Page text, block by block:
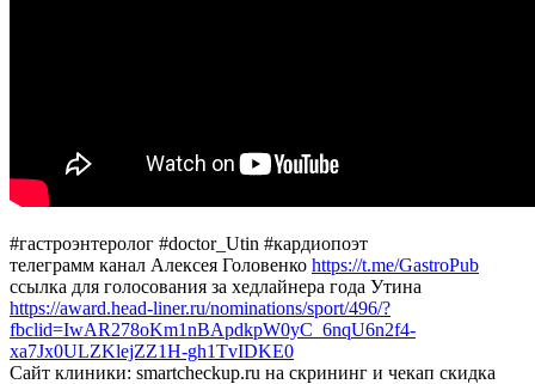
#гастроэнтеролог #doctor_Utin #кардиопоэт
телеграмм канал Алексея Головенко https://t.me/GastroPub
ссылка для голосования за хедлайнера года Утина
https://award.head-liner.ru/nominations/sport/496/?
fbclid=IwAR278oKm1nBApdkpW0yC_6nqU6n2f4-
xa7Jx0ULZKlejZZ1H-gh1TvIDKE0
Сайт клиники: smartcheckup.ru на скрининг и чекап скидка